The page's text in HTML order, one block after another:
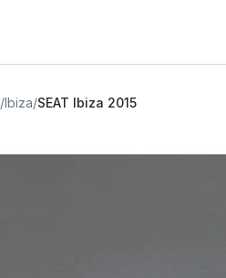
/Ibiza/SEAT Ibiza 2015